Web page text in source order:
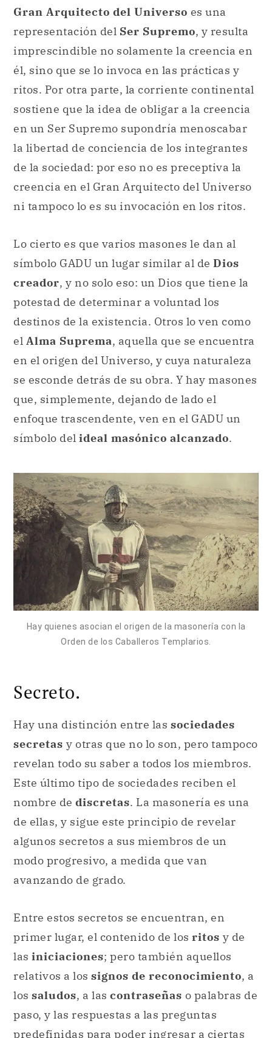
Gran Arquitecto del Universo es una
representación del Ser Supremo, y resulta
imprescindible no solamente la creencia en
él, sino que se lo invoca en las prácticas y
ritos. Por otra parte, la corriente continental
sostiene que la idea de obligar a la creencia
en un Ser Supremo supondría menoscabar
la libertad de conciencia de los integrantes
de la sociedad: por eso no es preceptiva la
creencia en el Gran Arquitecto del Universo
ni tampoco lo es su invocación en los ritos.
Lo cierto es que varios masones le dan al
símbolo GADU un lugar similar al de Dios
creador, y no solo eso: un Dios que tiene la
potestad de determinar a voluntad los
destinos de la existencia. Otros lo ven como
el Alma Suprema, aquella que se encuentra
en el origen del Universo, y cuya naturaleza
se esconde detrás de su obra. Y hay masones
que, simplemente, dejando de lado el
enfoque trascendente, ven en el GADU un
símbolo del ideal masónico alcanzado.
Hay quienes asocian el origen de la masonería con la
Orden de los Caballeros Templarios.
Secreto.
Hay una distinción entre las sociedades
secretas y otras que no lo son, pero tampoco
revelan todo su saber a todos los miembros.
Este último tipo de sociedades reciben el
nombre de discretas. La masonería es una
de ellas, y sigue este principio de revelar
algunos secretos a sus miembros de un
modo progresivo, a medida que van
avanzando de grado.
Entre estos secretos se encuentran, en
primer lugar, el contenido de los ritos y de
las iniciaciones; pero también aquellos
relativos a los signos de reconocimiento, a
los saludos, a las contraseñas o palabras de
paso, y las respuestas a las preguntas
predefinidas para poder ingresar a ciertas